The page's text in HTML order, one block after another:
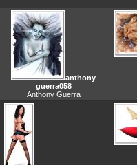
anthony
guerra058
Anthony Guerra